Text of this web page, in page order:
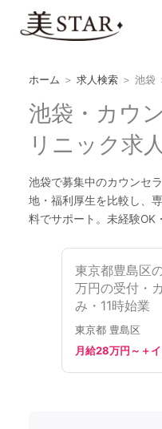
ホーム ＞ 求人検索 ＞ 池袋
池袋・カウ
リニック求
池袋で募集中のカウンセ
地・福利厚生を比較し、
料でサポート。未経験OK
東京都豊島区
万円の受付・
み・11時始業
東京都 豊島区
月給28万円～＋